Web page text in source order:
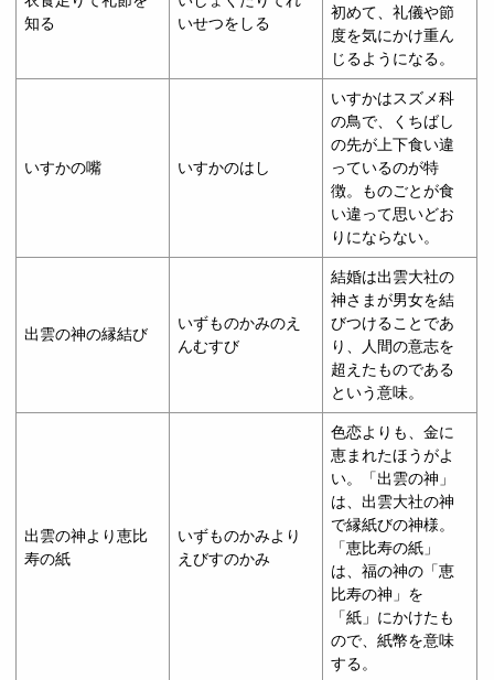
知る
いせつをしる
初めて、礼儀や節
度を気にかけ重ん
じるようになる。
いすかの嘴 いすかのはし
いすかはスズメ科
の鳥で、くちばし
の先が上下食い違
っているのが特
徴。ものごとが食
い違って思いどお
りにならない。
出雲の神の縁結び
いずものかみのえ
んむすび
結婚は出雲大社の
神さまが男女を結
びつけることであ
り、人間の意志を
超えたものである
という意味。
出雲の神より恵比
寿の紙
いずものかみより
えびすのかみ
色恋よりも、金に
恵まれたほうがよ
い。「出雲の神」
は、出雲大社の神
で縁紙びの神様。
「恵比寿の紙」
は、福の神の「恵
比寿の神」を
「紙」にかけたも
ので、紙幣を意味
する。